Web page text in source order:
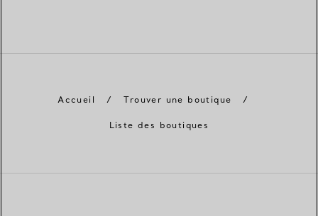
Accueil / Trouver une boutique /
Liste des boutiques